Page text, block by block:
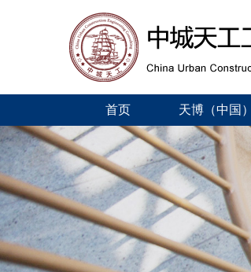
首页 天博（中国）